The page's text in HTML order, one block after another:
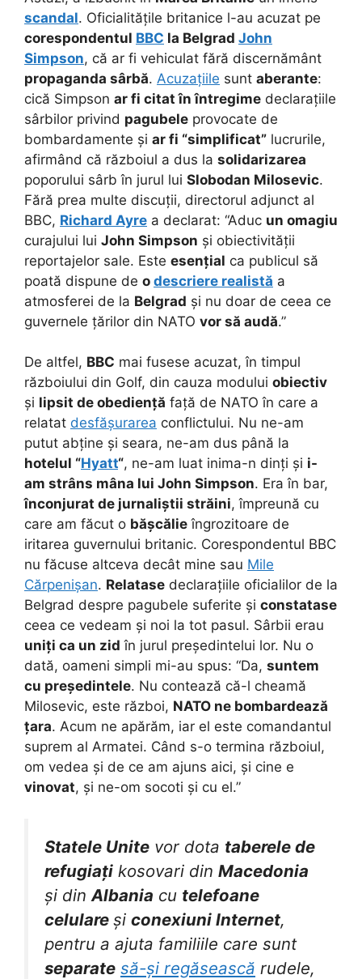
scandal. Oficialitățile britanice l-au acuzat pe
corespondentul BBC la Belgrad John
Simpson, că ar fi vehiculat fără discernământ
propaganda sârbă. Acuzațiile sunt aberante:
cică Simpson ar fi citat în întregime declarațiile
sârbilor privind pagubele provocate de
bombardamente și ar fi “simplificat” lucrurile,
afirmând că războiul a dus la solidarizarea
poporului sârb în jurul lui Slobodan Milosevic.
Fără prea multe discuții, directorul adjunct al
BBC, Richard Ayre a declarat: “Aduc un omagiu
curajului lui John Simpson și obiectivității
reportajelor sale. Este esențial ca publicul să
poată dispune de o descriere realistă a
atmosferei de la Belgrad și nu doar de ceea ce
guvernele țărilor din NATO vor să audă.”
De altfel, BBC mai fusese acuzat, în timpul
războiului din Golf, din cauza modului obiectiv
și lipsit de obediență față de NATO în care a
relatat desfășurarea conflictului. Nu ne-am
putut abține și seara, ne-am dus până la
hotelul “Hyatt“, ne-am luat inima-n dinți și i-
am strâns mâna lui John Simpson. Era în bar,
înconjurat de jurnaliștii străini, împreună cu
care am făcut o bășcălie îngrozitoare de
iritarea guvernului britanic. Corespondentul BBC
nu făcuse altceva decât mine sau Mile
Cărpenișan. Relatase declarațiile oficialilor de la
Belgrad despre pagubele suferite și constatase
ceea ce vedeam și noi la tot pasul. Sârbii erau
uniți ca un zid în jurul președintelui lor. Nu o
dată, oameni simpli mi-au spus: “Da, suntem
cu președintele. Nu contează că-l cheamă
Milosevic, este război, NATO ne bombardează
țara. Acum ne apărăm, iar el este comandantul
suprem al Armatei. Când s-o termina războiul,
om vedea și de ce am ajuns aici, și cine e
vinovat, și ne-om socoti și cu el.”
Statele Unite vor dota taberele de
refugiați kosovari din Macedonia
și din Albania cu telefoane
celulare și conexiuni Internet,
pentru a ajuta familiile care sunt
separate să-și regăsească rudele,